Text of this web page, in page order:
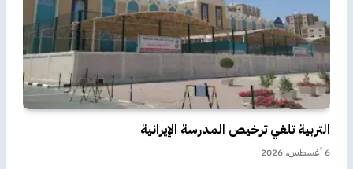
التربية تلغي ترخيص المدرسة الإيرانية
6 أغسطس، 2026